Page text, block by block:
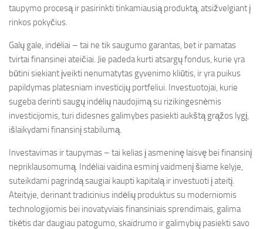
taupymo procesą ir pasirinkti tinkamiausią produktą, atsižvelgiant į
rinkos pokyčius.
Galų gale, indėliai – tai ne tik saugumo garantas, bet ir pamatas
tvirtai finansinei ateičiai. Jie padeda kurti atsargų fondus, kurie yra
būtini siekiant įveikti nenumatytas gyvenimo kliūtis, ir yra puikus
papildymas platesniam investicijų portfeliui. Investuotojai, kurie
sugeba derinti saugų indėlių naudojimą su rizikingesnėmis
investicijomis, turi didesnes galimybes pasiekti aukštą grąžos lygį,
išlaikydami finansinį stabilumą.
Investavimas ir taupymas – tai kelias į asmeninę laisvę bei finansinį
nepriklausomumą. Indėliai vaidina esminį vaidmenį šiame kelyje,
suteikdami pagrindą saugiai kaupti kapitalą ir investuoti į ateitį.
Ateityje, derinant tradicinius indėlių produktus su moderniomis
technologijomis bei inovatyviais finansiniais sprendimais, galima
tikėtis dar daugiau patogumo, skaidrumo ir galimybių pasiekti savo